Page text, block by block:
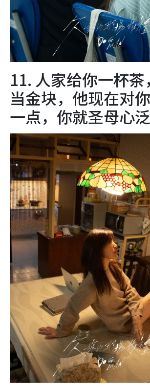
11. 人家给你一杯
当金块，他现在对
一点，你就圣母心泛